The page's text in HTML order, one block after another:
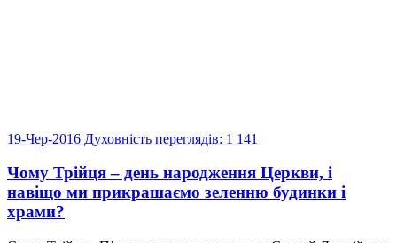
19-Чер-2016 Духовність переглядів: 1 141
Чому Трійця – день народження Церкви, і
навіщо ми прикрашаємо зеленню будинки і
храми?